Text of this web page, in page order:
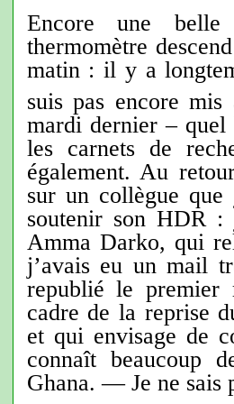
Encore une
thermomètre
matin : il y a
suis pas encore
mardi dernier –
les carnets de
également. Au
sur un collègue
soutenir son HDR
Amma Darko, qui
j’avais eu un mail
republié le premier
cadre de la reprise
et qui envisage de
connaît beaucoup
Ghana. — Je ne sais